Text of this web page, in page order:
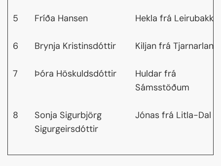
5 Fríða Hansen Hekla frá Leirubakka
6 Brynja Kristinsdóttir Kiljan frá Tjarnarlandi
7 Þóra Höskuldsdóttir
Huldar frá
Sámsstöðum
8
Sonja Sigurbjörg
Sigurgeirsdóttir
Jónas frá Litla-Dal